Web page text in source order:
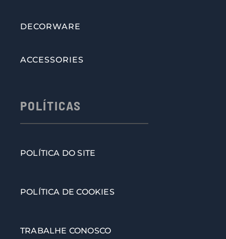
DECORWARE
ACCESSORIES
POLÍTICAS
POLÍTICA DO SITE
POLÍTICA DE COOKIES
TRABALHE CONOSCO